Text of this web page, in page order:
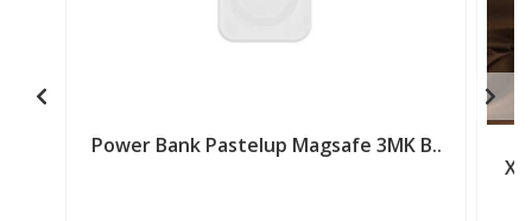
Power Bank Pastelup Magsafe 3MK B..